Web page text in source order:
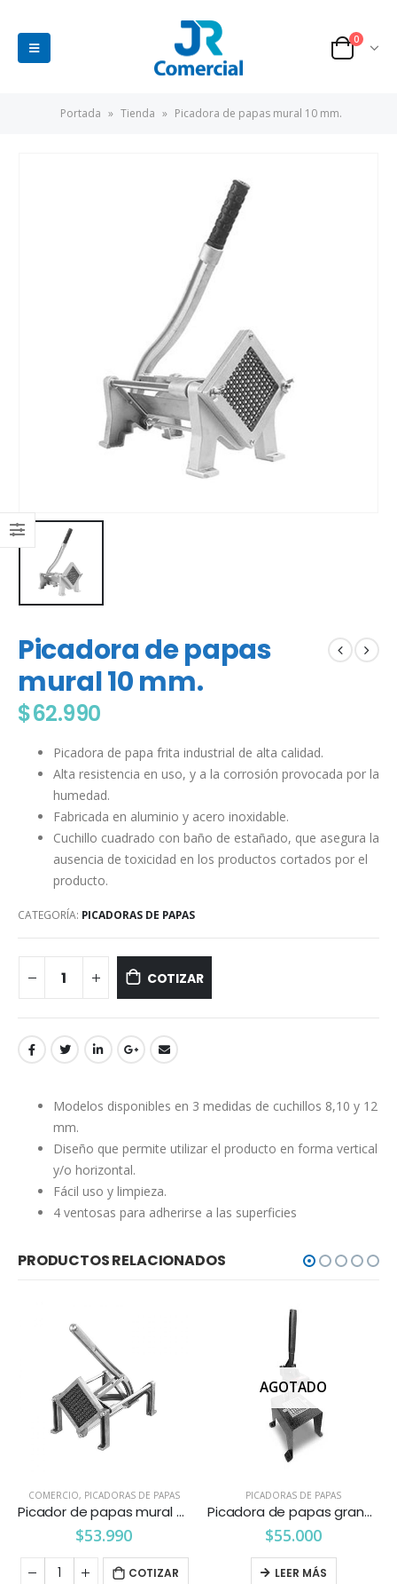
0
Portada » Tienda » Picadora de papas mural 10 mm.
Picadora de papas
mural 10 mm.
$62.990
Picadora de papa frita industrial de alta calidad.
Alta resistencia en uso, y a la corrosión provocada por la
humedad.
Fabricada en aluminio y acero inoxidable.
Cuchillo cuadrado con baño de estañado, que asegura la
ausencia de toxicidad en los productos cortados por el
producto.
CATEGORÍA: PICADORAS DE PAPAS
COTIZAR
Modelos disponibles en 3 medidas de cuchillos 8,10 y 12
mm.
Diseño que permite utilizar el producto en forma vertical
y/o horizontal.
Fácil uso y limpieza.
4 ventosas para adherirse a las superficies
PRODUCTOS RELACIONADOS
COMERCIO, PICADORAS DE PAPAS
Picador de papas mural 8 mm. Ventus
$53.990
COTIZAR
AGOTADO
PICADORAS DE PAPAS
Picadora de papas grande base ancha 10 mm. Vitalex
$55.000
LEER MÁS